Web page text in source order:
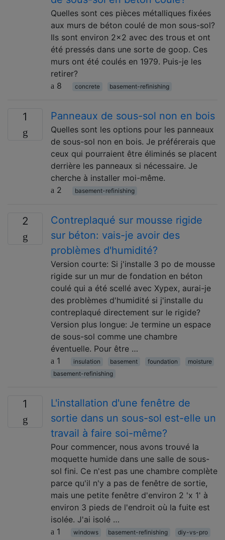
Quelles sont ces pièces métalliques fixées
aux murs de béton coulé de mon sous-sol?
Ils sont environ 2x2 avec des trous et ont
été pressés dans une sorte de goop. Ces
murs ont été coulés en 1979. Puis-je les
retirer?
8
concrete basement-refinishing
1 Panneaux de sous-sol non en bois
Quelles sont les options pour les panneaux
de sous-sol non en bois. Je préférerais que
ceux qui pourraient être éliminés se placent
derrière les panneaux si nécessaire. Je
cherche à installer moi-même.
2
basement-refinishing
2
Contreplaqué sur mousse rigide
sur béton: vais-je avoir des
problèmes d'humidité?
Version courte: Si j'installe 3 po de mousse
rigide sur un mur de fondation en béton
coulé qui a été scellé avec Xypex, aurai-je
des problèmes d'humidité si j'installe du
contreplaqué directement sur le rigide?
Version plus longue: Je termine un espace
de sous-sol comme une chambre
éventuelle. Pour être …
1
insulation basement foundation
moisture
basement-refinishing
1
L'installation d'une fenêtre de
sortie dans un sous-sol est-elle un
travail à faire soi-même?
Pour commencer, nous avons trouvé la
moquette humide dans une salle de sous-
sol fini. Ce n'est pas une chambre complète
parce qu'il n'y a pas de fenêtre de sortie,
mais une petite fenêtre d'environ 2 'x 1' à
environ 3 pieds de l'endroit où la fuite est
isolée. J'ai isolé …
1
windows basement-refinishing
diy-vs-pro